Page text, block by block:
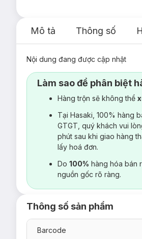
Mô tả Thông số
Nội dung đang được cập nhật
Làm sao để phân biệt
Hàng trộn sẽ không thể
Tại Hasaki, 100% hàng
GTGT, quý khách vui
phút sau khi giao hàng
lấy hoá đơn.
Do 100% hàng hóa bán
nguồn gốc rõ ràng.
Thông số sản phẩm
Barcode